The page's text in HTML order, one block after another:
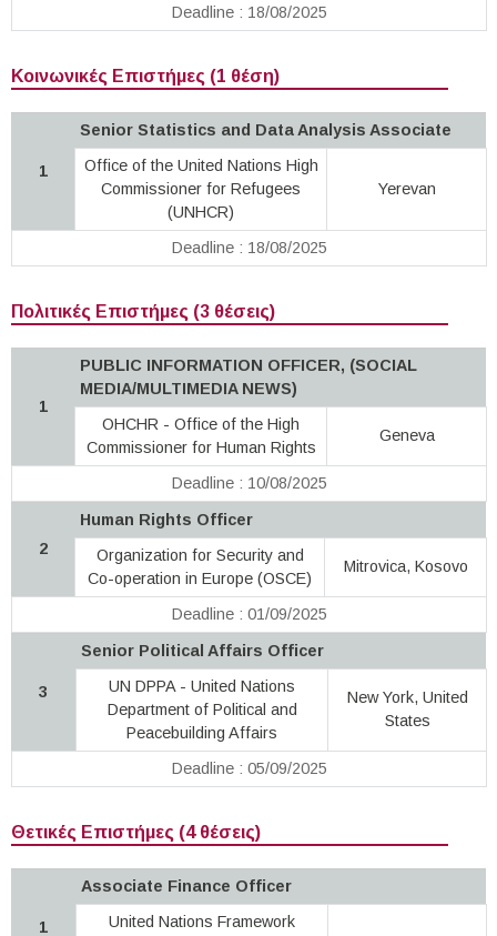
Deadline : 18/08/2025
Κοινωνικές Επιστήμες (1 θέση)
1
Senior Statistics and Data Analysis Associate
Office of the United Nations High
Commissioner for Refugees
(UNHCR)
Yerevan
Deadline : 18/08/2025
Πολιτικές Επιστήμες (3 θέσεις)
1
PUBLIC INFORMATION OFFICER, (SOCIAL
MEDIA/MULTIMEDIA NEWS)
OHCHR - Office of the High
Commissioner for Human Rights
Geneva
Deadline : 10/08/2025
2
Human Rights Officer
Organization for Security and
Co-operation in Europe (OSCE)
Mitrovica, Kosovo
Deadline : 01/09/2025
3
Senior Political Affairs Officer
UN DPPA - United Nations
Department of Political and
Peacebuilding Affairs
New York, United
States
Deadline : 05/09/2025
Θετικές Επιστήμες (4 θέσεις)
1
Associate Finance Officer
United Nations Framework